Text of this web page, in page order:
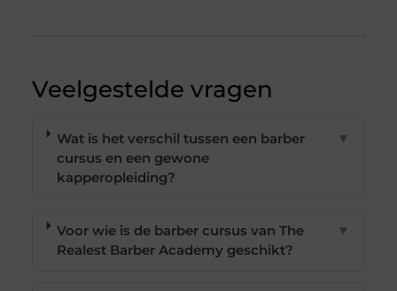
Veelgestelde vragen
Wat is het verschil tussen een barber
cursus en een gewone
kapperopleiding?
▼
Voor wie is de barber cursus van The
Realest Barber Academy geschikt?
▼